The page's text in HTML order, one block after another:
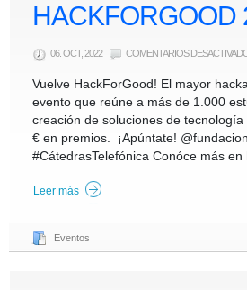
HACKFORGOOD
06. OCT, 2022 COMENTARIOS
Vuelve HackForGood! El mayor
evento que reúne a más de 1.000
creación de soluciones de
€ en premios. ¡Apúntate!
#CátedrasTelefónica Conóce más
Leer más
Eventos